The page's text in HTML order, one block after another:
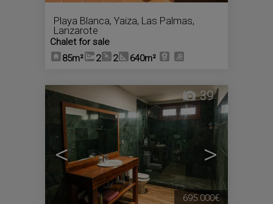
Playa Blanca, Yaiza, Las Palmas,
Lanzarote
Chalet for sale
85m²
2 2 640m²
< >
39
695.000€